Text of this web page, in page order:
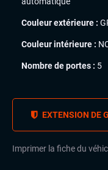
Couleur extérieure :
Couleur intérieure :
Nombre de portes : 5
EXTENSION DE
Imprimer la fiche du